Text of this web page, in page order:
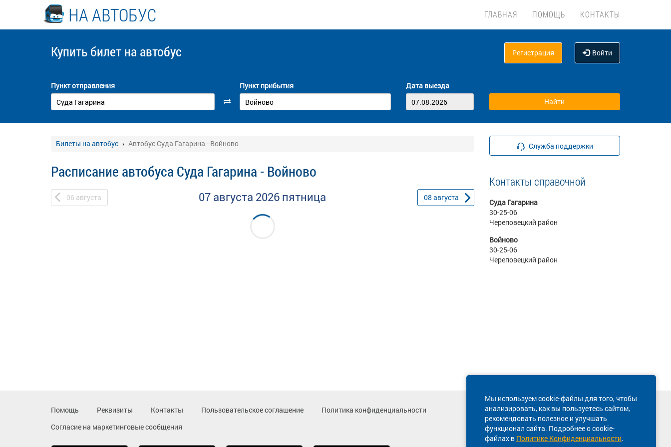
НА АВТОБУС ГЛАВНАЯ ПОМОЩЬ КОНТАКТЫ
Купить билет на автобус Регистрация Войти
Пункт отправления Пункт прибытия Дата выезда
Билеты на автобус Автобус Суда Гагарина - Войново
Расписание автобуса Суда Гагарина - Войново
06 августа 07 августа 2026 пятница 08 августа
Служба поддержки
Контакты справочной
Суда Гагарина
30-25-06
Череповецкий район
Войново
30-25-06
Череповецкий район
Мы используем cookie-файлы для того, чтобы
анализировать, как вы пользуетесь сайтом,
рекомендовать полезное и улучшать
функционал сайта. Подробнее о cookie-
файлах в Политике Конфиденциальности.
Помощь Реквизиты Контакты Пользовательское соглашение
Политика конфиденциальности
Согласие на маркетинговые сообщения
Техническая поддержка сайта
8 800 600-03-38